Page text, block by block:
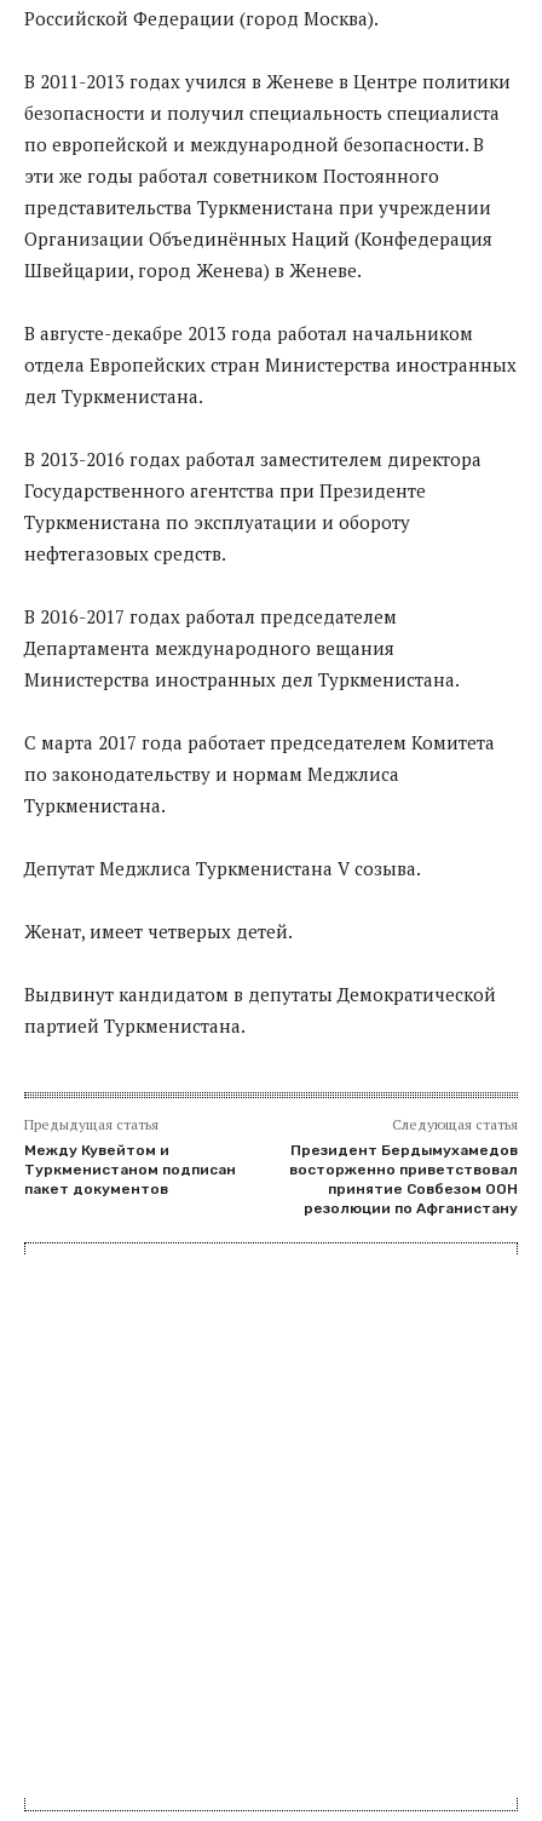
Российской Федерации (город Москва).
В 2011-2013 годах учился в Женеве в Центре политики
безопасности и получил специальность специалиста
по европейской и международной безопасности. В
эти же годы работал советником Постоянного
представительства Туркменистана при учреждении
Организации Объединённых Наций (Конфедерация
Швейцарии, город Женева) в Женеве.
В августе-декабре 2013 года работал начальником
отдела Европейских стран Министерства иностранных
дел Туркменистана.
В 2013-2016 годах работал заместителем директора
Государственного агентства при Президенте
Туркменистана по эксплуатации и обороту
нефтегазовых средств.
В 2016-2017 годах работал председателем
Департамента международного вещания
Министерства иностранных дел Туркменистана.
С марта 2017 года работает председателем Комитета
по законодательству и нормам Меджлиса
Туркменистана.
Депутат Меджлиса Туркменистана V созыва.
Женат, имеет четверых детей.
Выдвинут кандидатом в депутаты Демократической
партией Туркменистана.
Предыдущая статья
Между Кувейтом и
Туркменистаном подписан
пакет документов
Следующая статья
Президент Бердымухамедов
восторженно приветствовал
принятие Совбезом ООН
резолюции по Афганистану